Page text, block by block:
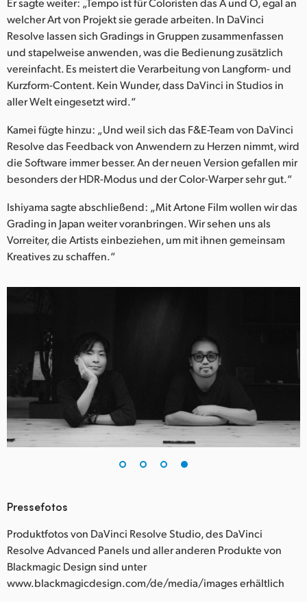
welcher Art von Projekt sie gerade arbeiten. In DaVinci
Resolve lassen sich Gradings in Gruppen zusammenfassen
und stapelweise anwenden, was die Bedienung zusätzlich
vereinfacht. Es meistert die Verarbeitung von Langform- und
Kurzform-Content. Kein Wunder, dass DaVinci in Studios in
aller Welt eingesetzt wird.“
Kamei fügte hinzu: „Und weil sich das F&E-Team von DaVinci
Resolve das Feedback von Anwendern zu Herzen nimmt, wird
die Software immer besser. An der neuen Version gefallen mir
besonders der HDR-Modus und der Color-Warper sehr gut.“
Ishiyama sagte abschließend: „Mit Artone Film wollen wir das
Grading in Japan weiter voranbringen. Wir sehen uns als
Vorreiter, die Artists einbeziehen, um mit ihnen gemeinsam
Kreatives zu schaffen.“
Pressefotos
Produktfotos von DaVinci Resolve Studio, des DaVinci
Resolve Advanced Panels und aller anderen Produkte von
Blackmagic Design sind unter
www.blackmagicdesign.com/de/media/images erhältlich